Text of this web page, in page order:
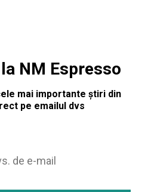
NM Espresso
mai importante știri din
pe emailul dvs